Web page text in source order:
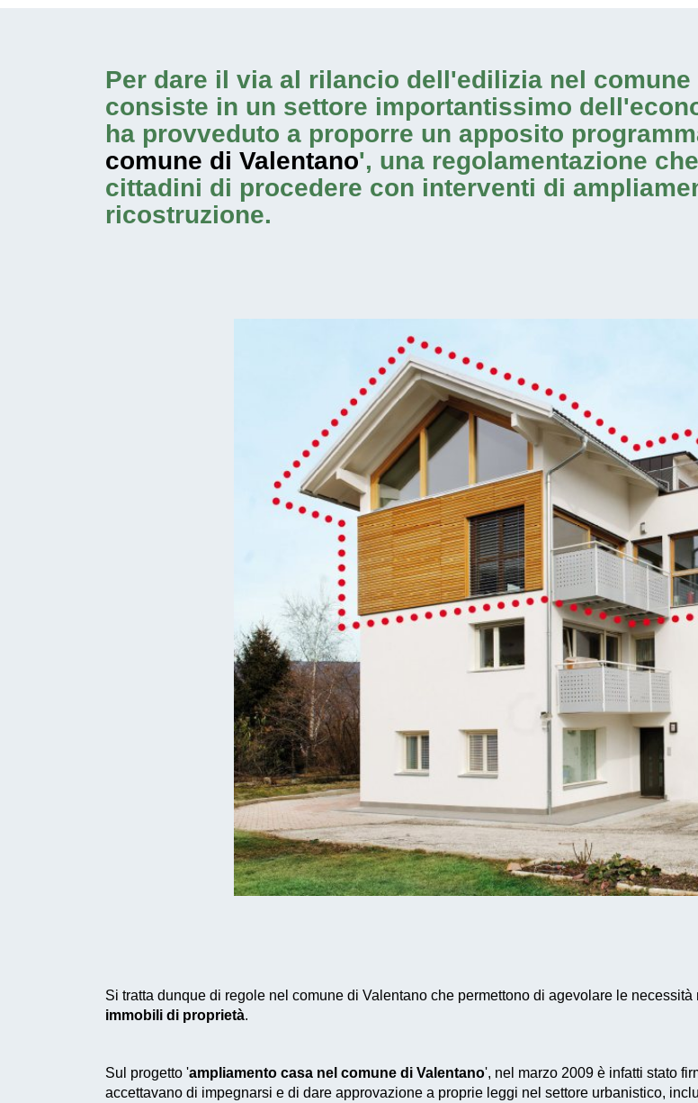
Per dare il via al rilancio dell'edilizia nel
consiste in un settore importantissimo
ha provveduto a proporre un apposito
comune di Valentano', una regolamentazione
cittadini di procedere con interventi di
ricostruzione.
Si tratta dunque di regole nel comune di Valentano che permettono di agevolare le
immobili di proprietà.
Sul progetto 'ampliamento casa nel comune di Valentano', nel marzo 2009 è infatti stato
accettavano di impegnarsi e di dare approvazione a proprie leggi nel settore urbanistico,